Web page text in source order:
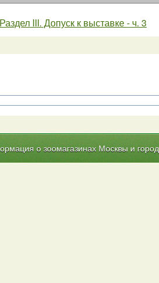
Раздел III. Допуск к выставке - ч. 3
о зоомагазинах Москвы и